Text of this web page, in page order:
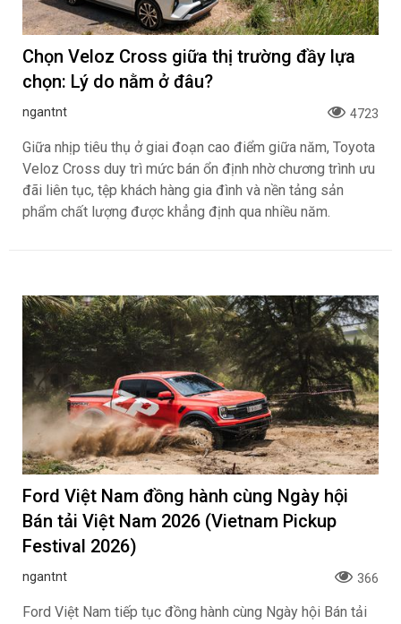
Chọn Veloz Cross giữa thị trường đầy lựa
chọn: Lý do nằm ở đâu?
ngantnt 4723
Giữa nhịp tiêu thụ ở giai đoạn cao điểm giữa năm, Toyota
Veloz Cross duy trì mức bán ổn định nhờ chương trình ưu
đãi liên tục, tệp khách hàng gia đình và nền tảng sản
phẩm chất lượng được khẳng định qua nhiều năm.
Ford Việt Nam đồng hành cùng Ngày hội
Bán tải Việt Nam 2026 (Vietnam Pickup
Festival 2026)
ngantnt 366
Ford Việt Nam tiếp tục đồng hành cùng Ngày hội Bán tải